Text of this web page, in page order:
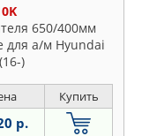
650/400мм
для а/м Hyundai
)
Купить
р.